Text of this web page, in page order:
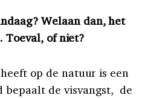
Welaan dan, het
of niet?
op de natuur is een
bepaalt de visvangst, de